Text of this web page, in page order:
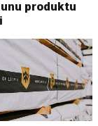
produktu